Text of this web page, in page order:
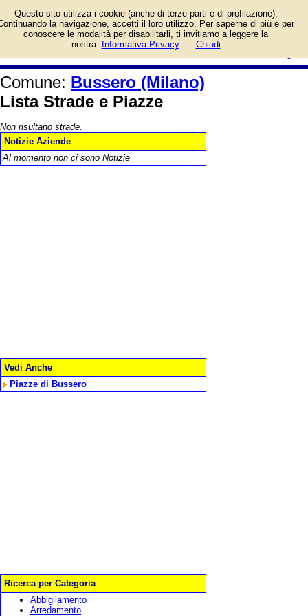
Bussero (Milano), con la lista dei
negozi presenti, dei professionisti
e delle altre imprese. Gallerie foto.
Comune: Bussero (Milano)
Lista Strade e Piazze
Non risultano strade.
Notizie Aziende
Al momento non ci sono Notizie
Vedi Anche
Piazze di Bussero
Ricerca per Categoria
Abbigliamento
Arredamento
Questo sito utilizza i cookie (anche di terze parti e di profilazione).
la navigazione, accetti il loro utilizzo. Per saperne di più e per
conoscere le modalità per disabilitarli, ti invitiamo a leggere la
nostra
Informativa Privacy Chiudi